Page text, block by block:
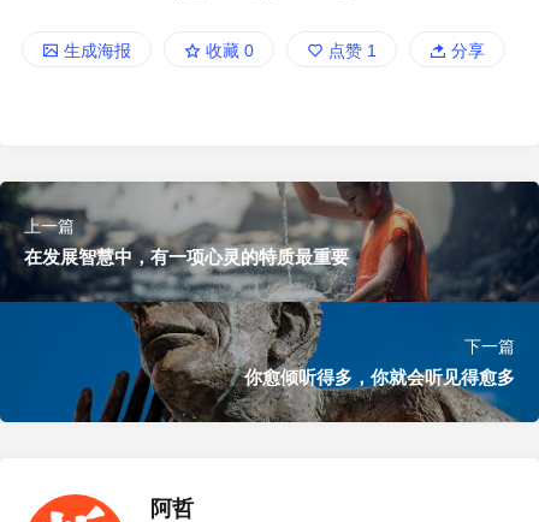
生成海报 收藏 0 点赞 1 分享
上一篇
在发展智慧中，有一项心灵的特质最重要
下一篇
你愈倾听得多，你就会听见得愈多
阿哲